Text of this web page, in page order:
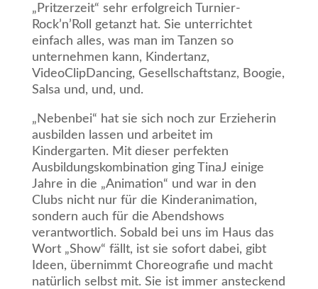
„Pritzerzeit“ sehr erfolgreich Turnier-
Rock’n’Roll getanzt hat. Sie unterrichtet
einfach alles, was man im Tanzen so
unternehmen kann, Kindertanz,
VideoClipDancing, Gesellschaftstanz, Boogie,
Salsa und, und, und.
„Nebenbei“ hat sie sich noch zur Erzieherin
ausbilden lassen und arbeitet im
Kindergarten. Mit dieser perfekten
Ausbildungskombination ging TinaJ einige
Jahre in die „Animation“ und war in den
Clubs nicht nur für die Kinderanimation,
sondern auch für die Abendshows
verantwortlich. Sobald bei uns im Haus das
Wort „Show“ fällt, ist sie sofort dabei, gibt
Ideen, übernimmt Choreografie und macht
natürlich selbst mit. Sie ist immer ansteckend